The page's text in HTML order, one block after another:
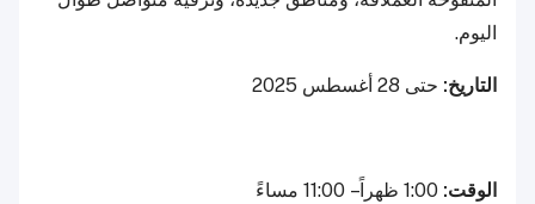
اليوم.
التاريخ: حتى 28 أغسطس 2025
الوقت: 1:00 ظهراً – 11:00 مساءً